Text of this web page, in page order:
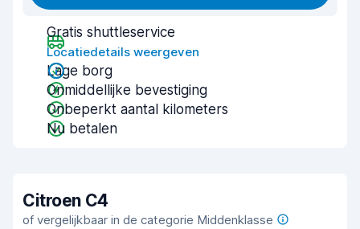
Gratis shuttleservice
Locatiedetails weergeven
Lage borg
Onmiddellijke bevestiging
Onbeperkt aantal kilometers
Nu betalen
Citroen C4
of vergelijkbaar in de categorie Middenklasse